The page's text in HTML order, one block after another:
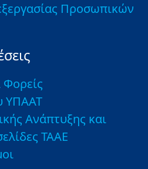
Προσωπικών
Φορείς
ΥΠΑΑΤ
Ανάπτυξης και
ΤΑΑΕ